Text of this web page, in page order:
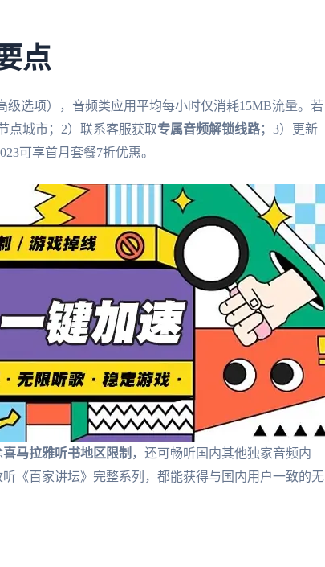
点
级选项），音频类应用平均每小时仅消耗15MB流量。若
点城市；2）联系客服获取专属音频解锁线路；3）更新
可享首月套餐7折优惠。
喜马拉雅听书地区限制 ，还可畅听国内其他独家音频内
《百家讲坛》完整系列，都能获得与国内用户一致的无